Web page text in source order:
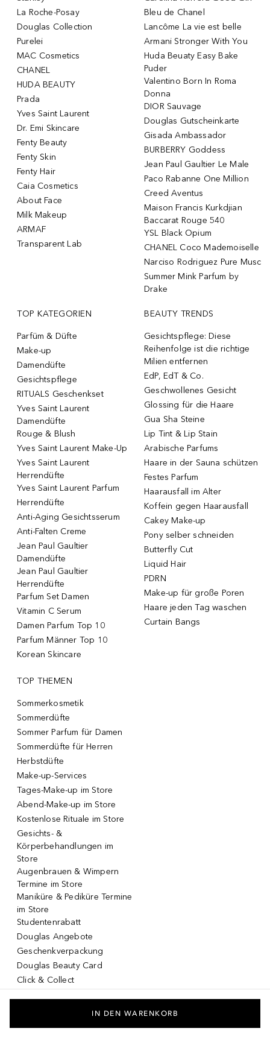
La Roche-Posay
Douglas Collection
Purelei
MAC Cosmetics
CHANEL
HUDA BEAUTY
Prada
Yves Saint Laurent
Dr. Emi Skincare
Fenty Beauty
Fenty Skin
Fenty Hair
Caia Cosmetics
About Face
Milk Makeup
ARMAF
Transparent Lab
Bleu de Chanel
Lancôme La vie est belle
Armani Stronger With You
Huda Beuaty Easy Bake
Puder
Valentino Born In Roma
Donna
DIOR Sauvage
Douglas Gutscheinkarte
Gisada Ambassador
BURBERRY Goddess
Jean Paul Gaultier Le Male
Paco Rabanne One Million
Creed Aventus
Maison Francis Kurkdjian
Baccarat Rouge 540
YSL Black Opium
CHANEL Coco Mademoiselle
Narciso Rodriguez Pure Musc
Summer Mink Parfum by
Drake
TOP KATEGORIEN
Parfüm & Düfte
Make-up
Damendüfte
Gesichtspflege
RITUALS Geschenkset
Yves Saint Laurent
Damendüfte
Rouge & Blush
Yves Saint Laurent Make-Up
Yves Saint Laurent
Herrendüfte
Yves Saint Laurent Parfum
Herrendüfte
Anti-Aging Gesichtsserum
Anti-Falten Creme
Jean Paul Gaultier
Damendüfte
Jean Paul Gaultier
Herrendüfte
Parfum Set Damen
Vitamin C Serum
Damen Parfum Top 10
Parfum Männer Top 10
Korean Skincare
BEAUTY TRENDS
Gesichtspflege: Diese
Reihenfolge ist die richtige
Milien entfernen
EdP, EdT & Co.
Geschwollenes Gesicht
Glossing für die Haare
Gua Sha Steine
Lip Tint & Lip Stain
Arabische Parfums
Haare in der Sauna schützen
Festes Parfum
Haarausfall im Alter
Koffein gegen Haarausfall
Cakey Make-up
Pony selber schneiden
Butterfly Cut
Liquid Hair
PDRN
Make-up für große Poren
Haare jeden Tag waschen
Curtain Bangs
TOP THEMEN
Sommerkosmetik
Sommerdüfte
Sommer Parfum für Damen
Sommerdüfte für Herren
Herbstdüfte
Make-up-Services
Tages-Make-up im Store
Abend-Make-up im Store
Kostenlose Rituale im Store
Gesichts- &
Körperbehandlungen im
Store
Augenbrauen & Wimpern
Termine im Store
Maniküre & Pediküre Termine
im Store
Studentenrabatt
Douglas Angebote
Geschenkverpackung
Douglas Beauty Card
Click & Collect
IN DEN WARENKORB